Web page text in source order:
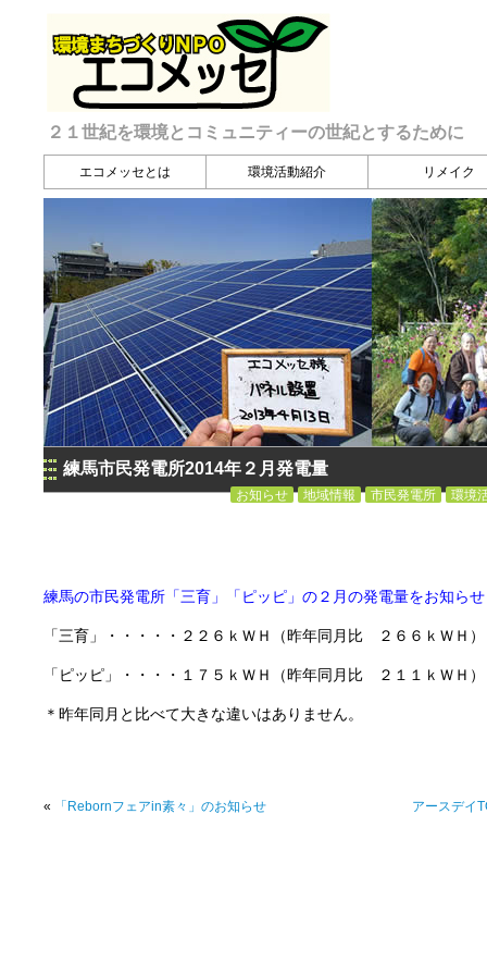
２１世紀を環境とコミュニティーの世紀とするために
エコメッセとは 環境活動紹介 リメイク
練馬市民発電所2014年２月発電量
お知らせ 地域情報 市民発電所 環境
練馬の市民発電所「三育」「ピッピ」の２月の発電量をお知ら
「三育」・・・・・２２６ｋＷＨ（昨年同月比 ２６６ｋＷＨ）
「ピッピ」・・・・１７５ｋＷＨ（昨年同月比 ２１１ｋＷＨ）
＊昨年同月と比べて大きな違いはありません。
« 「Rebornフェアin素々」のお知らせ アースデイ